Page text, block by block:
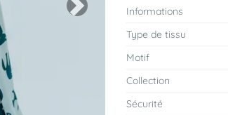
Next Informations
Type de tissu
Motif
Collection
Sécurité